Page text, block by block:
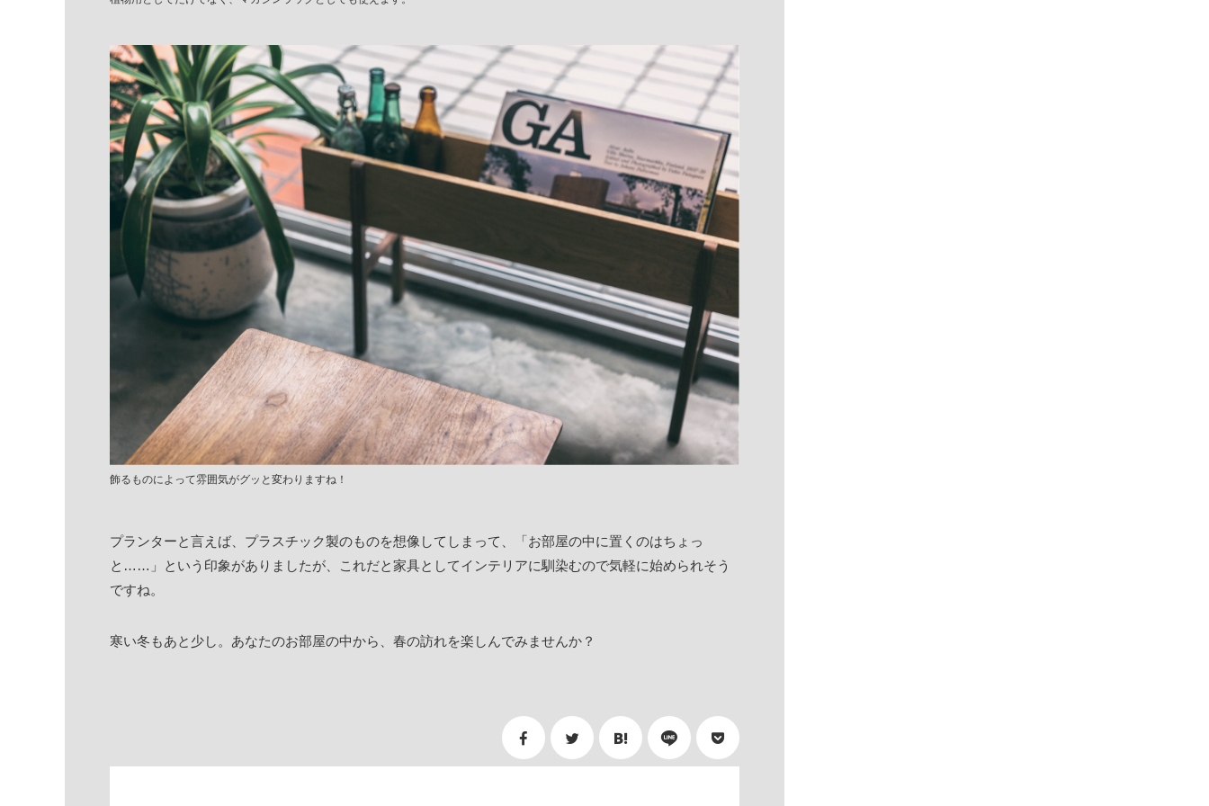
飾るものによって雰囲気がグッと変わりますね！
プランターと言えば、プラスチック製のものを想像してしまって、「お部屋の中に置くのはちょっ
と……」という印象がありましたが、これだと家具としてインテリアに馴染むので気軽に始められそう
ですね。
寒い冬もあと少し。あなたのお部屋の中から、春の訪れを楽しんでみませんか？